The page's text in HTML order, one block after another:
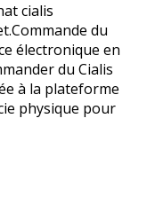
cialis
du
électronique en
du Cialis
à la plateforme
physique pour